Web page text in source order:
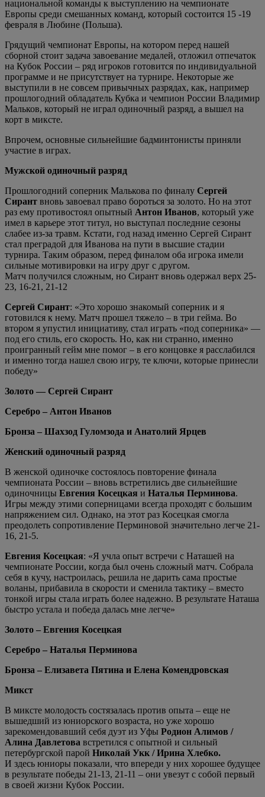
национальной команды к выступлению на чемпионате
Европы среди смешанных команд, который состоится 15 -19
февраля в Любине (Польша).
Грядущий чемпионат Европы, на котором перед нашей
сборной стоит задача завоевание медалей, отложил отпечаток
на Кубок России – ряд игроков готовится по индивидуальной
программе и не присутствует на турнире. Некоторые же
выступили в не совсем привычных разрядах, как, например
прошлогодний обладатель Кубка и чемпион России Владимир
Мальков, который не играл одиночный разряд, а вышел на
корт в миксте.
Впрочем, основные сильнейшие бадминтонисты приняли
участие в играх.
Мужской одиночный разряд
Прошлогодний соперник Малькова по финалу Сергей
Сирант вновь завоевал право бороться за золото. Но на этот
раз ему противостоял опытный Антон Иванов, который уже
имел в карьере этот титул, но выступал последние сезоны
слабее из-за травм. Кстати, год назад именно Сергей Сирант
стал преградой для Иванова на пути в высшие стадии
турнира. Таким образом, перед финалом оба игрока имели
сильные мотивировки на игру друг с другом.
Матч получился сложным, но Сирант вновь одержал верх 25-
23, 16-21, 21-12
Сергей Сирант: «Это хорошо знакомый соперник и я
готовился к нему. Матч прошел тяжело – в три гейма. Во
втором я упустил инициативу, стал играть «под соперника» —
под его стиль, его скорость. Но, как ни странно, именно
проигранный гейм мне помог – в его концовке я расслабился
и именно тогда нашел свою игру, те ключи, которые принесли
победу»
Золото — Сергей Сирант
Серебро – Антон Иванов
Бронза – Шахзод Гуломзода и Анатолий Ярцев
Женский одиночный разряд
В женской одиночке состоялось повторение финала
чемпионата России – вновь встретились две сильнейшие
одиночницы Евгения Косецкая и Наталья Перминова.
Игры между этими соперницами всегда проходят с большим
напряжением сил. Однако, на этот раз Косецкая смогла
преодолеть сопротивление Перминовой значительно легче 21-
16, 21-5.
Евгения Косецкая: «Я учла опыт встречи с Наташей на
чемпионате России, когда был очень сложный матч. Собрала
себя в кучу, настроилась, решила не дарить сама простые
воланы, прибавила в скорости и сменила тактику – вместо
тонкой игры стала играть более надежно. В результате Наташа
быстро устала и победа далась мне легче»
Золото – Евгения Косецкая
Серебро – Наталья Перминова
Бронза – Елизавета Пятина и Елена Комендровская
Микст
В миксте молодость состязалась против опыта – еще не
вышедший из юниорского возраста, но уже хорошо
зарекомендовавший себя дуэт из Уфы Родион Алимов /
Алина Давлетова встретился с опытной и сильный
петербургской парой Николай Укк / Ирина Хлебко.
И здесь юниоры показали, что впереди у них хорошее будущее
в результате победы 21-13, 21-11 – они увезут с собой первый
в своей жизни Кубок России.